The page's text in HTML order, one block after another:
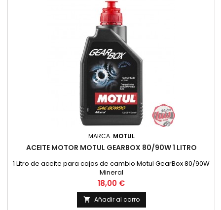
MARCA: MOTUL
ACEITE MOTOR MOTUL GEARBOX 80/90W 1 LITRO
1 Litro de aceite para cajas de cambio Motul GearBox 80/90W
Mineral
Precio
18,00 €
 Añadir al carro